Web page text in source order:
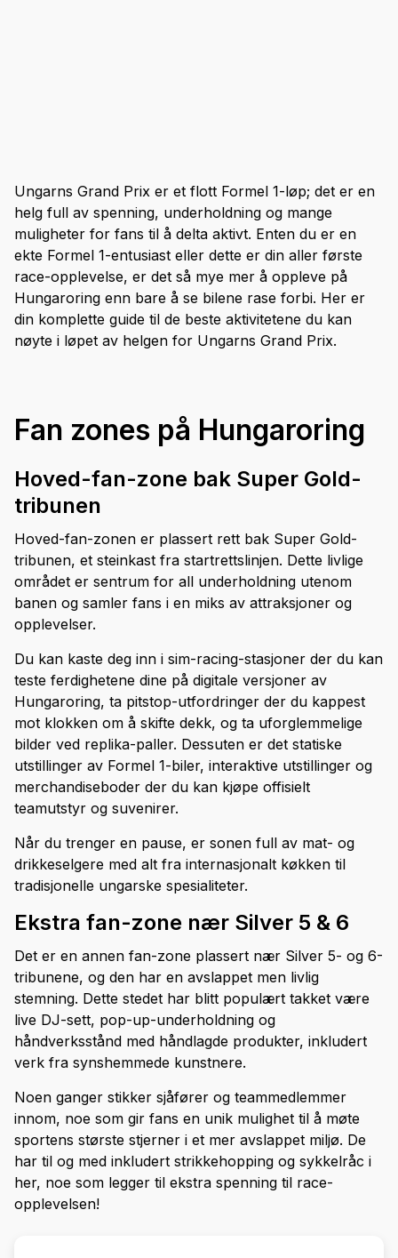
Ungarns Grand Prix er et flott Formel 1-løp; det er en
helg full av spenning, underholdning og mange
muligheter for fans til å delta aktivt. Enten du er en
ekte Formel 1-entusiast eller dette er din aller første
race-opplevelse, er det så mye mer å oppleve på
Hungaroring enn bare å se bilene rase forbi. Her er
din komplette guide til de beste aktivitetene du kan
nøyte i løpet av helgen for Ungarns Grand Prix.
Fan zones på Hungaroring
Hoved-fan-zone bak Super Gold-
tribunen
Hoved-fan-zonen er plassert rett bak Super Gold-
tribunen, et steinkast fra startrettslinjen. Dette livlige
området er sentrum for all underholdning utenom
banen og samler fans i en miks av attraksjoner og
opplevelser.
Du kan kaste deg inn i sim-racing-stasjoner der du kan
teste ferdighetene dine på digitale versjoner av
Hungaroring, ta pitstop-utfordringer der du kappest
mot klokken om å skifte dekk, og ta uforglemmelige
bilder ved replika-paller. Dessuten er det statiske
utstillinger av Formel 1-biler, interaktive utstillinger og
merchandiseboder der du kan kjøpe offisielt
teamutstyr og suvenirer.
Når du trenger en pause, er sonen full av mat- og
drikkeselgere med alt fra internasjonalt køkken til
tradisjonelle ungarske spesialiteter.
Ekstra fan-zone nær Silver 5 & 6
Det er en annen fan-zone plassert nær Silver 5- og 6-
tribunene, og den har en avslappet men livlig
stemning. Dette stedet har blitt populært takket være
live DJ-sett, pop-up-underholdning og
håndverksstånd med håndlagde produkter, inkludert
verk fra synshemmede kunstnere.
Noen ganger stikker sjåfører og teammedlemmer
innom, noe som gir fans en unik mulighet til å møte
sportens største stjerner i et mer avslappet miljø. De
har til og med inkludert strikkehopping og sykkelråc i
her, noe som legger til ekstra spenning til race-
opplevelsen!